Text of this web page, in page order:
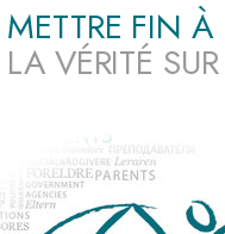
METTRE FIN
LA VÉRITÉ